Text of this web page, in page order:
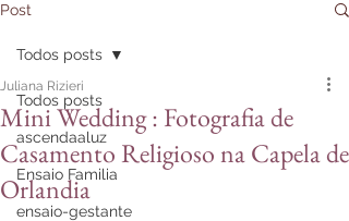
Post
Todos posts
ascendaaluz
Ensaio Familia
ensaio-gestante
Todos posts
Mini Wedding : Fotografia de
Casamento Religioso na Capela de
Orlandia
Juliana Rizieri